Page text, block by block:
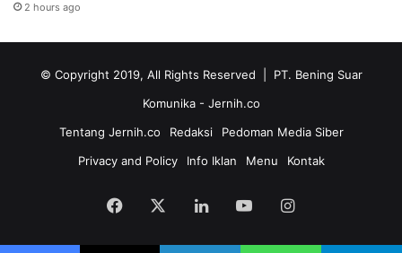
2 hours ago
© Copyright 2019, All Rights Reserved | PT. Bening Suar
Komunika - Jernih.co
Tentang Jernih.co
Redaksi
Pedoman Media Siber
Privacy and Policy
Info Iklan Menu Kontak
Facebook LinkedInYouTubeInstagram